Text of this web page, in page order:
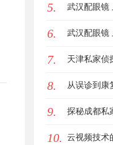
守护真相的
5. 武汉配眼镜
6. 武汉配眼镜
7. 天津私家侦
安心守护
8. 从误诊到康
的艰辛求医
9. 探秘成都私
全面解析
10. 云视频技术